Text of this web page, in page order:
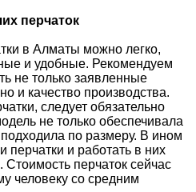
перчаток
в Алматы можно легко,
и удобные. Рекомендуем
не только заявленные
и качество производства.
следует обязательно
не только обеспечивала
по размеру. В ином
перчатки и работать в них
перчаток сейчас
человеку со средним